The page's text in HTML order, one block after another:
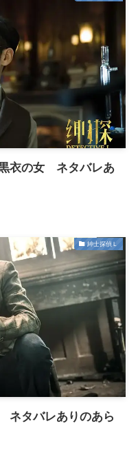
衣の女 ネタバレあ
紳士探偵Ｌ
ネタバレありのあら